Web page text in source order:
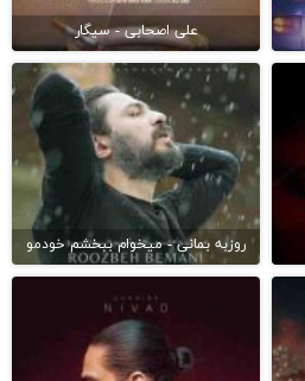
علی اصحابی - سیگار
روزبه بمانی - میخوام ببخشم خودمو